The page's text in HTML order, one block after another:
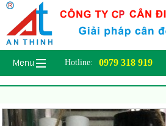
Hotline: 0979 318 919